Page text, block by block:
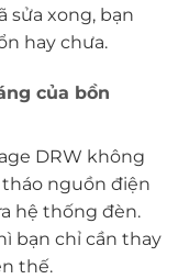
sửa xong, bạn
hay chưa.
của bồn
DRW không
nguồn điện
hệ thống đèn.
bạn chỉ cần thay
thế.